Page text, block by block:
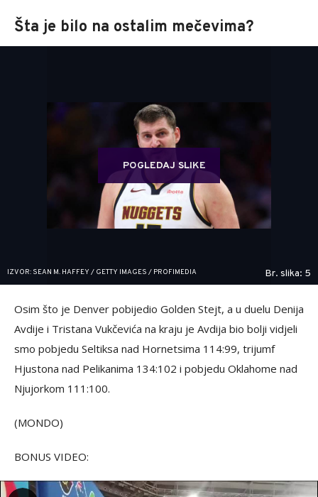
Šta je bilo na ostalim mečevima?
POGLEDAJ SLIKE
IZVOR: SEAN M. HAFFEY / GETTY IMAGES / PROFIMEDIA Br. slika: 5
Osim što je Denver pobijedio Golden Stejt, a u duelu Denija
Avdije i Tristana Vukčevića na kraju je Avdija bio bolji vidjeli
smo pobjedu Seltiksa nad Hornetsima 114:99, trijumf
Hjustona nad Pelikanima 134:102 i pobjedu Oklahome nad
Njujorkom 111:100.
(MONDO)
BONUS VIDEO: